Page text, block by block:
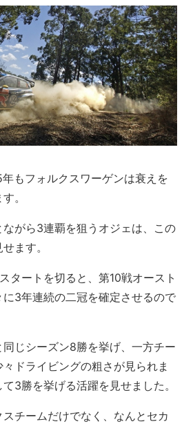
もフォルクスワーゲンは衰えを
。
がら3連覇を狙うオジェは、この
ます。
タートを切ると、第10戦オースト
3年連続の二冠を確定させるので
じシーズン8勝を挙げ、一方チー
ドライビングの粗さが見られま
3勝を挙げる活躍を見せました。
チームだけでなく、なんとセカ